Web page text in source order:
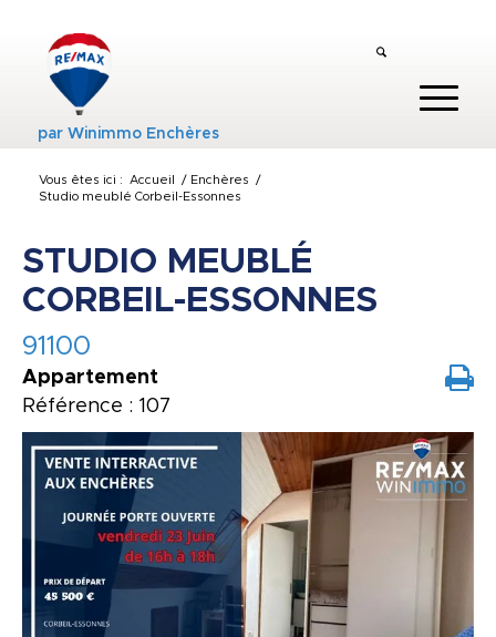
parWinimmo Enchères
Vous êtes ici : Accueil / Enchères
/
Studio meublé Corbeil-Essonnes
STUDIO MEUBLÉ
CORBEIL-ESSONNES
91100
Appartement
Référence : 107